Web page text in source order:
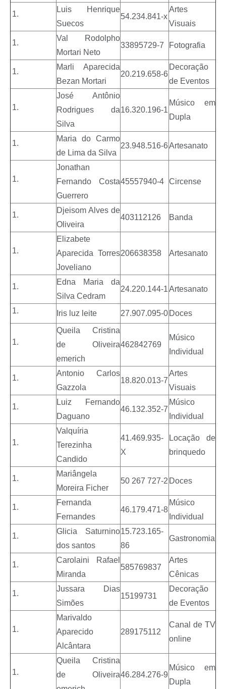
Luis Henrique
Suecos
54.234.841-x
Artes
Visuais
Val Rodolpho
Mortari Neto
33895729-7 Fotografia
Marli Aparecida
Bezan Mortari
20.219.658-6
Decoração
de Eventos
José Antônio
Rodrigues da
Silva
16.320.196-1
Músico em
Dupla
Maria do Carmo
de Lima da Silva
23.948.516-6Artesanato
Jonathan
Fernando Costa
Guerrero
45557940-4 Circense
Djeisom Alves de
Oliveira
403112126 Banda
Elizabete
Aparecida Torres
Joveliano
206638358 Artesanato
Edna Maria da
Silva Cedram
24.220.144-1Artesanato
Iris luz leite 27.907.095-0 Doces
Queila Cristina
de Oliveira
emerich
462842769
Músico
Individual
Antonio Carlos
Gazzola
18.820.013-7
Artes
Visuais
Luiz Fernando
Daguano
46.132.352-7
Músico
Individual
Valquíria
Terezinha
Candido
41.469.935-
X
Locação de
brinquedo
Mariângela
Moreira Ficher
50 267 727-2 Doces
Fernanda
Fernandes
46.179.471-8
Músico
Individual
Glicia Saturnino
dos santos
15.723.165-
86
Gastronomia
Carolaini Rafael
Miranda
585769837
Artes
Cênicas
Jussara Dias
Simões
15199731
Decoração
de Eventos
Marivaldo
Aparecido
Alcântara
289175112
Canal de TV
online
Queila Cristina
de Oliveira46.284.276-9
Músico em
Dupla